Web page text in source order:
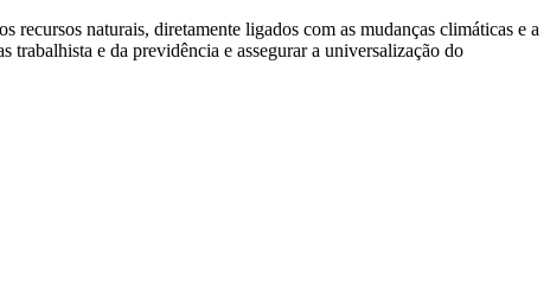
naturais, diretamente ligados com as mudanças climáticas e a
trabalhista e da previdência e assegurar a universalização do